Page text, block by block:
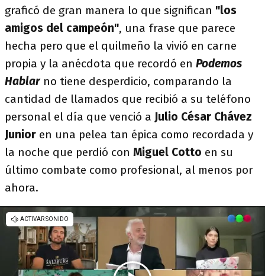
graficó de gran manera lo que significan "los
amigos del campeón", una frase que parece
hecha pero que el quilmeño la vivió en carne
propia y la anécdota que recordó en Podemos
Hablarno tiene desperdicio, comparando la
cantidad de llamados que recibió a su teléfono
personal el día que venció a Julio César Chávez
Junior en una pelea tan épica como recordada y
la noche que perdió con Miguel Cotto en su
último combate como profesional, al menos por
ahora.